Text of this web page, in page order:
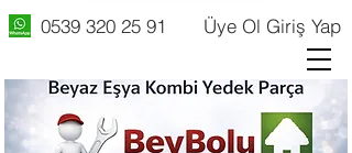
Üye Ol Giriş Yap
0539 320 25 91